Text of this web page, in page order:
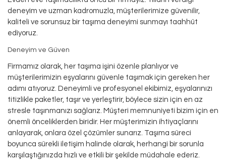
deneyim ve uzman kadromuzla, müşterilerimize güvenilir,
kaliteli ve sorunsuz bir taşıma deneyimi sunmayı taahhüt
ediyoruz.
Deneyim ve Güven
Firmamız olarak, her taşıma işini özenle planlıyor ve
müşterilerimizin eşyalarını güvenle taşımak için gereken her
adımı atıyoruz. Deneyimli ve profesyonel ekibimiz, eşyalarınızı
titizlikle paketler, taşır ve yerleştirir, böylece sizin için en az
stresle taşınmanızı sağlarız. Müşteri memnuniyeti bizim için en
önemli önceliklerden biridir. Her müşterimizin ihtiyaçlarını
anlayarak, onlara özel çözümler sunarız. Taşıma süreci
boyunca sürekli iletişim halinde olarak, herhangi bir sorunla
karşılaştığınızda hızlı ve etkili bir şekilde müdahale ederiz.